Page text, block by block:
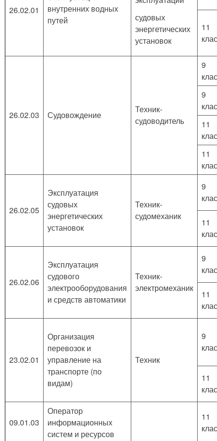
26.02.01
внутренних водных
путей
судовых
энергетических
установок
11
26.02.03 Судовождение
Техник-
судоводитель
9
9
11
11
26.02.05
Эксплуатация
судовых
энергетических
установок
Техник-
судомеханик
9
11
26.02.06
Эксплуатация
судового
электрооборудования
и средств автоматики
Техник-
электромеханик
9
11
23.02.01
Организация
перевозок и
управление на
транспорте (по
видам)
Техник
9
11
09.01.03
Оператор
информационных
систем и ресурсов
11